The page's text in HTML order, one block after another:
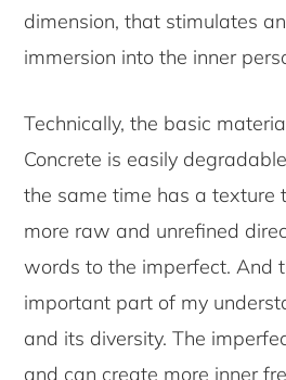
dimension, that stimulates
immersion into the inner
Technically, the basic
Concrete is easily
the same time has a texture
more raw and unrefined
words to the imperfect. And
important part of my
and its diversity. The
and can create more inner